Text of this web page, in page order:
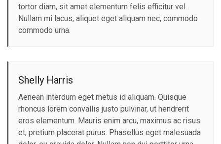
tortor diam, sit amet elementum felis efficitur vel.
Nullam mi lacus, aliquet eget aliquam nec, commodo
commodo urna.
Shelly Harris
Aenean interdum eget metus id aliquam. Quisque
rhoncus lorem convallis justo pulvinar, ut hendrerit
eros elementum. Mauris enim arcu, maximus ac risus
et, pretium placerat purus. Phasellus eget malesuada